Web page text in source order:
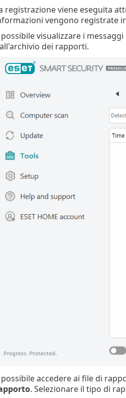
registrazione viene eseguita
vengono registrate
possibile visualizzare i
dei rapporti.
possibile accedere ai file di
. Selezionare il tipo di